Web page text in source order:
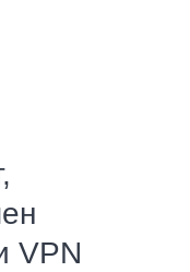
VPN